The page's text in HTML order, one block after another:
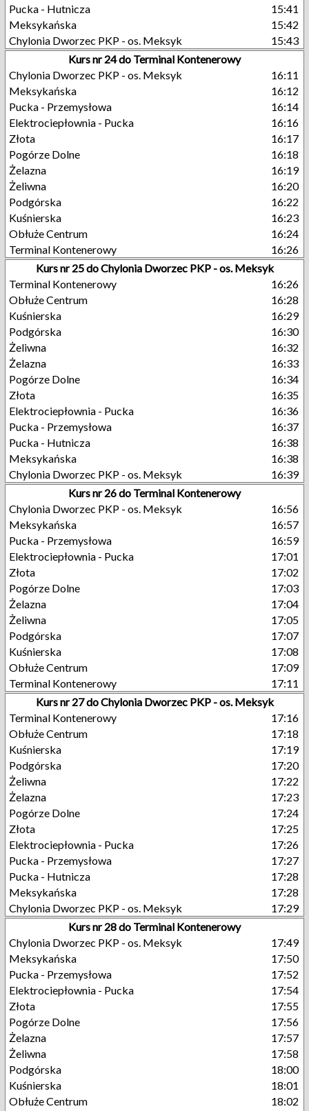
Pucka - Hutnicza
15:41
Meksykańska
15:42
Chylonia Dworzec PKP - os. Meksyk
15:43
Kurs nr 24 do Terminal Kontenerowy
Chylonia Dworzec PKP - os. Meksyk
16:11
Meksykańska
16:12
Pucka - Przemysłowa
16:14
Elektrociepłownia - Pucka
16:16
Złota
16:17
Pogórze Dolne
16:18
Żelazna
16:19
Żeliwna
16:20
Podgórska
16:22
Kuśnierska
16:23
Obłuże Centrum
16:24
Terminal Kontenerowy
16:26
Kurs nr 25 do Chylonia Dworzec PKP - os. Meksyk
Terminal Kontenerowy
16:26
Obłuże Centrum
16:28
Kuśnierska
16:29
Podgórska
16:30
Żeliwna
16:32
Żelazna
16:33
Pogórze Dolne
16:34
Złota
16:35
Elektrociepłownia - Pucka
16:36
Pucka - Przemysłowa
16:37
Pucka - Hutnicza
16:38
Meksykańska
16:38
Chylonia Dworzec PKP - os. Meksyk
16:39
Kurs nr 26 do Terminal Kontenerowy
Chylonia Dworzec PKP - os. Meksyk
16:56
Meksykańska
16:57
Pucka - Przemysłowa
16:59
Elektrociepłownia - Pucka
17:01
Złota
17:02
Pogórze Dolne
17:03
Żelazna
17:04
Żeliwna
17:05
Podgórska
17:07
Kuśnierska
17:08
Obłuże Centrum
17:09
Terminal Kontenerowy
17:11
Kurs nr 27 do Chylonia Dworzec PKP - os. Meksyk
Terminal Kontenerowy
17:16
Obłuże Centrum
17:18
Kuśnierska
17:19
Podgórska
17:20
Żeliwna
17:22
Żelazna
17:23
Pogórze Dolne
17:24
Złota
17:25
Elektrociepłownia - Pucka
17:26
Pucka - Przemysłowa
17:27
Pucka - Hutnicza
17:28
Meksykańska
17:28
Chylonia Dworzec PKP - os. Meksyk
17:29
Kurs nr 28 do Terminal Kontenerowy
Chylonia Dworzec PKP - os. Meksyk
17:49
Meksykańska
17:50
Pucka - Przemysłowa
17:52
Elektrociepłownia - Pucka
17:54
Złota
17:55
Pogórze Dolne
17:56
Żelazna
17:57
Żeliwna
17:58
Podgórska
18:00
Kuśnierska
18:01
Obłuże Centrum
18:02